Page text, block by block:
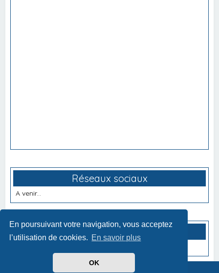
En poursuivant votre navigation, vous acceptez
l’utilisation de cookies. En savoir plus
OK
Réseaux sociaux
A venir...
Partenaires